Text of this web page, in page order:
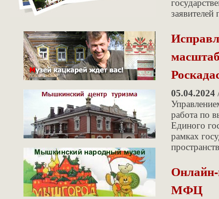
05.04.2024
работа по
Единого
рамках
Онлайн-
МФЦ